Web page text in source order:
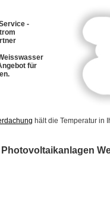
-
für
hält die Temperatur in